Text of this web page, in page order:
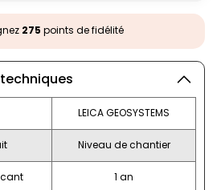
275 points de fidélité
LEICA GEOSYSTEMS
Niveau de chantier
1 an